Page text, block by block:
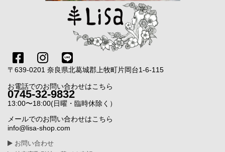
〒639-0201 奈良県北葛城郡上牧町片岡台1-6-115
お電話でのお問い合わせはこちら
0745-32-9832
13:00〜18:00(日曜・臨時休除く）
メールでのお問い合わせはこちら
info@lisa-shop.com
お問い合わせ